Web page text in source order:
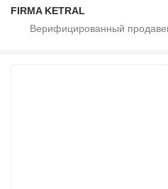
FIRMA KETRAL